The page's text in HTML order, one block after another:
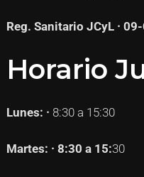
Reg. Sanitario JCyL ·
Horario
Lunes: · 8:30 a 15:30
Martes: · 8:30 a 15:30